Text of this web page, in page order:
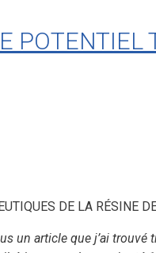
POTENTIEL
DE LA RÉSINE
un article que j’ai